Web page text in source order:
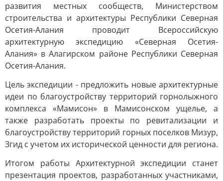
развития местных сообществ, Министерством
строительства и архитектуры Республики Северная
Осетия-Алания проводит Всероссийскую
архитектурную экспедицию «Северная Осетия-
Алания» в Алагирском районе Республики Северная
Осетия-Алания.
Цель экспедиции - предложить новые архитектурные
идеи по благоустройству территорий горнолыжного
комплекса «Мамисон» в Мамисонском ущелье, а
также разработать проекты по ревитализации и
благоустройству территорий горных поселков Мизур,
Згид с учетом их исторической ценности для региона.
Итогом работы Архитектурной экспедиции станет
презентация проектов, разработанных участниками,